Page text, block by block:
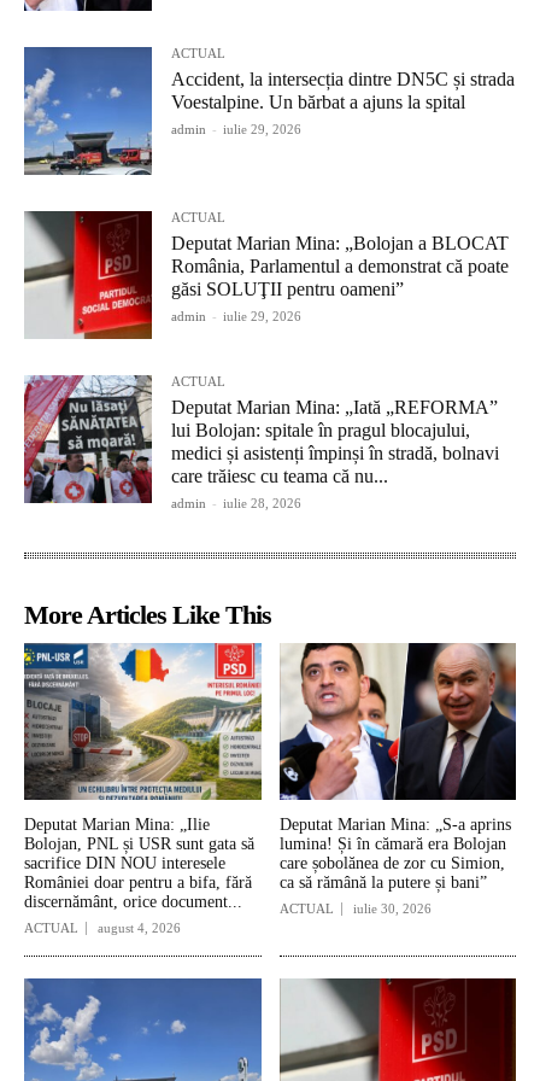
ACTUAL
Accident, la intersecția dintre DN5C și strada
Voestalpine. Un bărbat a ajuns la spital
admin - iulie 29, 2026
ACTUAL
Deputat Marian Mina: „Bolojan a BLOCAT
România, Parlamentul a demonstrat că poate
găsi SOLUŢII pentru oameni”
admin - iulie 29, 2026
ACTUAL
Deputat Marian Mina: „Iată „REFORMA”
lui Bolojan: spitale în pragul blocajului,
medici și asistenți împinși în stradă, bolnavi
care trăiesc cu teama că nu...
admin - iulie 28, 2026
More Articles Like This
Deputat Marian Mina: „Ilie
Bolojan, PNL și USR sunt gata să
sacrifice DIN NOU interesele
României doar pentru a bifa, fără
discernământ, orice document...
ACTUAL august 4, 2026
Deputat Marian Mina: „S-a aprins
lumina! Și în cămară era Bolojan
care șobolănea de zor cu Simion,
ca să rămână la putere și bani”
ACTUAL iulie 30, 2026